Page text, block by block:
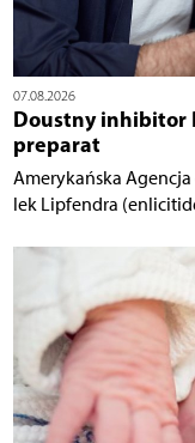
07.08.2026
Doustny inhibitor
preparat
Amerykańska
lek Lipfendra